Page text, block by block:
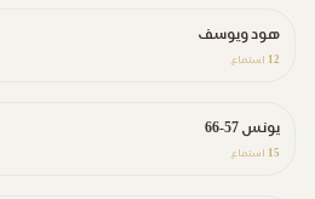
هود ويوسف
12 استماع
يونس 57-66
15 استماع